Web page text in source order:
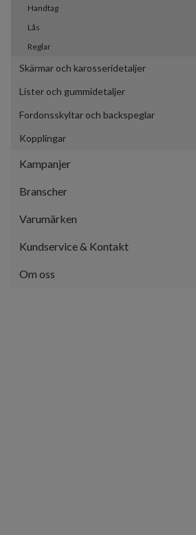
Handtag
Lås
Reglar
Skärmar och karosseridetaljer
Lister och gummidetaljer
Fordonsskyltar och backspeglar
Kopplingar
Kampanjer
Branscher
Varumärken
Kundservice & Kontakt
Om oss